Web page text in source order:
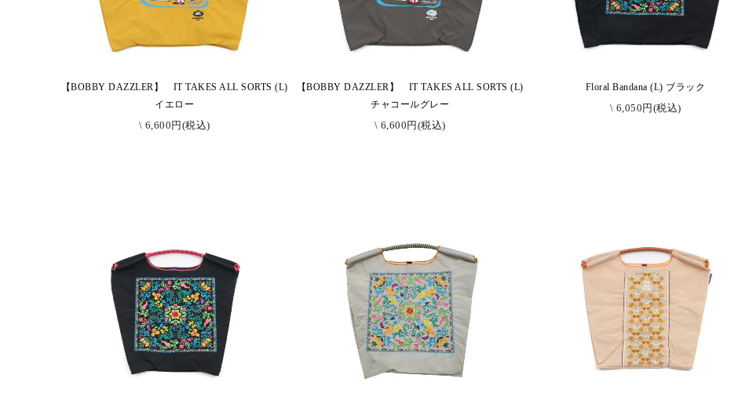
【BOBBY DAZZLER】 IT TAKES ALL SORTS (L)
イエロー
\ 6,600円(税込)
【BOBBY DAZZLER】 IT TAKES ALL SORTS (L)
チャコールグレー
\ 6,600円(税込)
Floral Bandana (L) ブラック
\ 6,050円(税込)